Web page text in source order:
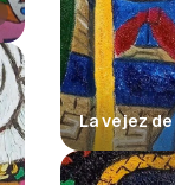
La vejez